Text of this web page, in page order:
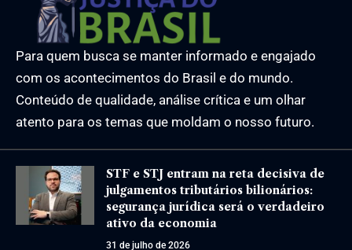
Para quem busca se manter informado e engajado
com os acontecimentos do Brasil e do mundo.
Conteúdo de qualidade, análise crítica e um olhar
atento para os temas que moldam o nosso futuro.
STF e STJ entram na reta decisiva de
julgamentos tributários bilionários:
segurança jurídica será o verdadeiro
ativo da economia
31 de julho de 2026